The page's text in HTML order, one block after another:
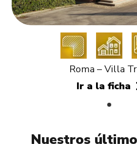
Roma – Villa
Ir a la ficha
Nuestros